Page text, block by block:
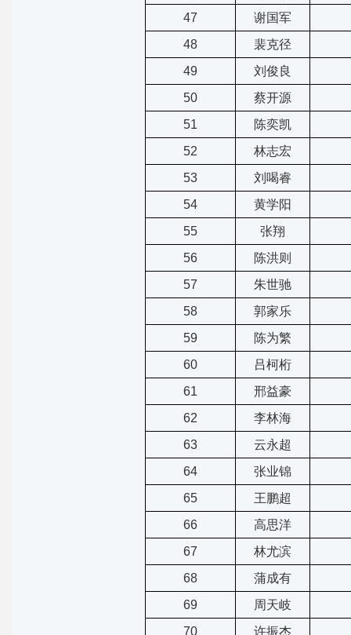
47
谢国军
48
裴克径
49
刘俊良
50
蔡开源
51
陈奕凯
52
林志宏
53
刘喝睿
54
黄学阳
55
张翔
56
陈洪则
57
朱世驰
58
郭家乐
59
陈为繁
60
吕柯桁
61
邢益豪
62
李林海
63
云永超
64
张业锦
65
王鹏超
66
高思洋
67
林尤滨
68
蒲成有
69
周天岐
70
许振杰